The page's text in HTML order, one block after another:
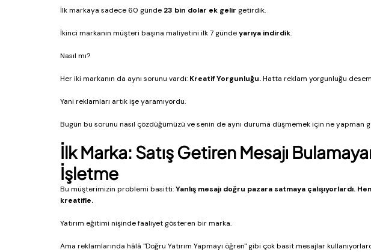
İlk markaya sadece 60 günde 23 bin dolar ek gelir getirdik.
İkinci markanın müşteri başına maliyetini ilk 7 günde yarıya indirdik.
Nasıl mı?
Her iki markanın da aynı sorunu vardı: Kreatif Yorgunluğu. Hatta reklam yorgunluğu
Yani reklamları artık işe yaramıyordu.
Bugün bu sorunu nasıl çözdüğümüzü ve senin de aynı duruma düşmemek için ne yapman
İlk Marka: Satış Getiren Mesajı
İşletme
Bu müşterimizin problemi basitti: Yanlış mesajı doğru pazara satmaya çalışıyorlardı.
kreatifle.
Yatırım eğitimi nişinde faaliyet gösteren bir marka.
Ama reklamlarında hâlâ "Doğru Yatırım Yapmayı öğren" gibi çok basit mesajlar